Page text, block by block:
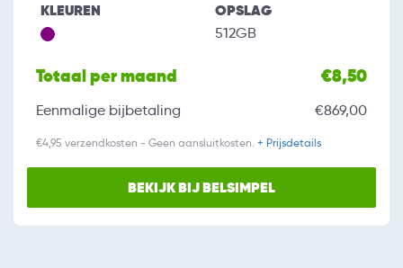
KLEUREN OPSLAG
512GB
Totaal per maand €8,50
Eenmalige bijbetaling €869,00
€4,95 verzendkosten - Geen aansluitkosten. + Prijsdetails
BEKIJK BIJ BELSIMPEL